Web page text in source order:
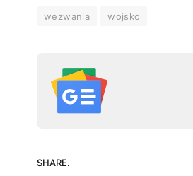
wezwania wojsko
SHARE.